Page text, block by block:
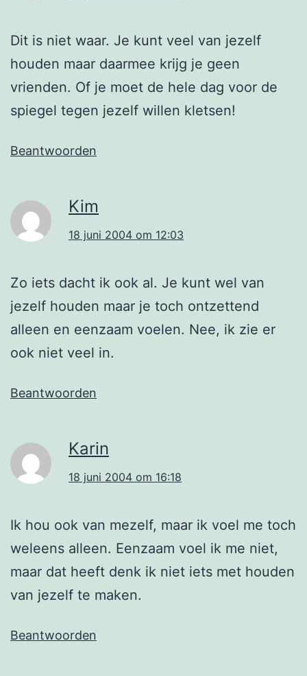
Dit is niet waar. Je kunt veel van jezelf
houden maar daarmee krijg je geen
vrienden. Of je moet de hele dag voor de
spiegel tegen jezelf willen kletsen!
Beantwoorden
Kim
18 juni 2004 om 12:03
Zo iets dacht ik ook al. Je kunt wel van
jezelf houden maar je toch ontzettend
alleen en eenzaam voelen. Nee, ik zie er
ook niet veel in.
Beantwoorden
Karin
18 juni 2004 om 16:18
Ik hou ook van mezelf, maar ik voel me toch
weleens alleen. Eenzaam voel ik me niet,
maar dat heeft denk ik niet iets met houden
van jezelf te maken.
Beantwoorden